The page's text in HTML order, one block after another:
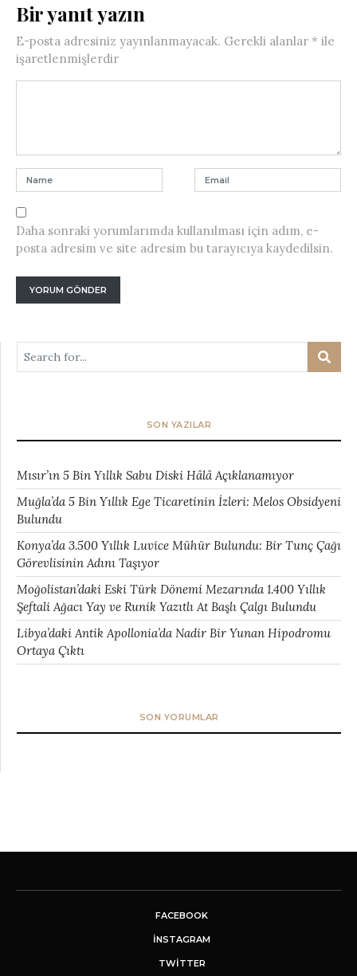
Bir yanıt yazın
E-posta adresiniz yayınlanmayacak. Gerekli alanlar * ile
işaretlenmişlerdir
Daha sonraki yorumlarımda kullanılması için adım, e-
posta adresim ve site adresim bu tarayıcıya kaydedilsin.
SON YAZILAR
Mısır’ın 5 Bin Yıllık Sabu Diski Hâlâ Açıklanamıyor
Muğla’da 5 Bin Yıllık Ege Ticaretinin İzleri: Melos Obsidyeni
Bulundu
Konya’da 3.500 Yıllık Luvice Mühür Bulundu: Bir Tunç Çağı
Görevlisinin Adını Taşıyor
Moğolistan’daki Eski Türk Dönemi Mezarında 1.400 Yıllık
Şeftali Ağacı Yay ve Runik Yazıtlı At Başlı Çalgı Bulundu
Libya’daki Antik Apollonia’da Nadir Bir Yunan Hipodromu
Ortaya Çıktı
SON YORUMLAR
FACEBOOK
INSTAGRAM
TWITTER